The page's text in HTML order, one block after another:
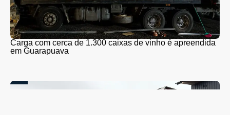
Carga com cerca de 1.300 caixas de vinho é apreendida
em Guarapuava